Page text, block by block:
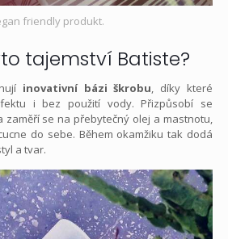
friendly produkt.
tajemství Batiste?
inovativní bázi škrobu, díky které
i bez použití vody. Přizpůsobí se
zaměří se na přebytečný olej a mastnotu,
do sebe. Během okamžiku tak dodá
a tvar.